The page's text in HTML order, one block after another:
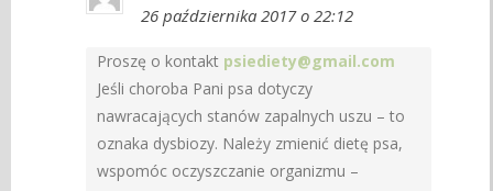
26 października 2017 o 22:12
Proszę o kontakt psiediety@gmail.com
Jeśli choroba Pani psa dotyczy
nawracających stanów zapalnych uszu – to
oznaka dysbiozy. Należy zmienić dietę psa,
wspomóc oczyszczanie organizmu –